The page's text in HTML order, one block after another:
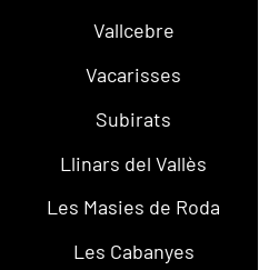
Vallcebre
Vacarisses
Subirats
Llinars del Vallès
Les Masies de Roda
Les Cabanyes